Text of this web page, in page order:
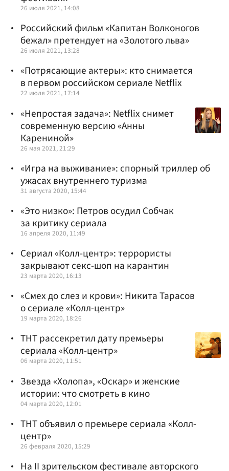
26 июля 2021, 14:08
Российский фильм «Капитан Волконогов
бежал» претендует на «Золотого льва»
26 июля 2021, 13:28
«Потрясающие актеры»: кто снимается
в первом российском сериале Netflix
22 июля 2021, 17:14
«Непростая задача»: Netflix снимет
современную версию «Анны
Карениной»
26 мая 2021, 21:29
«Игра на выживание»: спорный триллер об
ужасах внутреннего туризма
31 августа 2020, 15:44
«Это низко»: Петров осудил Собчак
за критику сериала
16 апреля 2020, 11:49
Сериал «Колл-центр»: террористы
закрывают секс-шоп на карантин
23 марта 2020, 16:13
«Смех до слез и крови»: Никита Тарасов
о сериале «Колл-центр»
19 марта 2020, 18:26
ТНТ рассекретил дату премьеры
сериала «Колл-центр»
06 марта 2020, 11:51
Звезда «Холопа», «Оскар» и женские
истории: что смотреть в кино
04 марта 2020, 12:01
ТНТ объявил о премьере сериала «Колл-
центр»
26 февраля 2020, 15:29
На II зрительском фестивале авторского